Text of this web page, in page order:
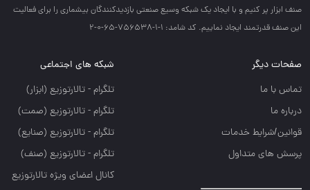
صنف ابزار پر كنيم و با ايجاد يك شبكه وسيع صنعتي بازديدكنندگان بيشماري را براي فعاليت
اين صنف قدرتمند ايجاد نماييم. کد شامد: 1-1-756538-65-0-2
صفحات دیگر
تماس با ما
درباره ما
قوانین/شرایط خدمات
پرسش های متداول
شبکه های اجتماعی
تلگرام - تالارتوزيع (ابزار)
تلگرام - تالارتوزيع (صمت)
تلگرام - تالارتوزيع (صنايع)
تلگرام - تالارتوزیع (صنف)
کانال اعضای ویژه تالارتوزیع